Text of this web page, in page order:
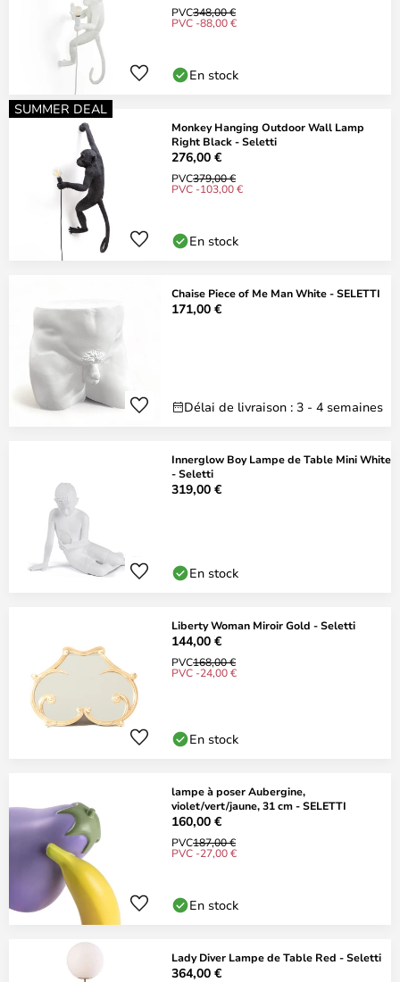
PVC348,00 €
PVC -88,00 €
En stock
SUMMER DEAL
Monkey Hanging Outdoor Wall Lamp
Right Black - Seletti
276,00 €
PVC379,00 €
PVC -103,00 €
En stock
Chaise Piece of Me Man White - SELETTI
171,00 €
Délai de livraison : 3 - 4 semaines
Innerglow Boy Lampe de Table Mini White
- Seletti
319,00 €
En stock
Liberty Woman Miroir Gold - Seletti
144,00 €
PVC168,00 €
PVC -24,00 €
En stock
lampe à poser Aubergine,
violet/vert/jaune, 31 cm - SELETTI
160,00 €
PVC187,00 €
PVC -27,00 €
En stock
Lady Diver Lampe de Table Red - Seletti
364,00 €